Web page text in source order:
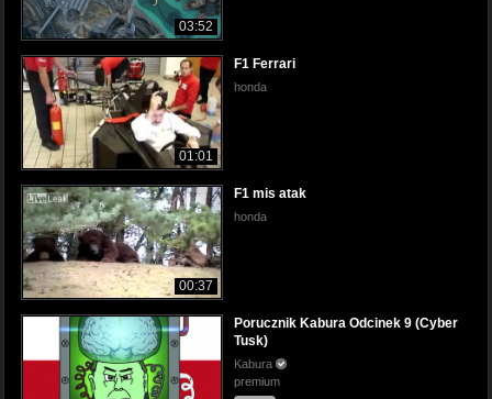
03:52
01:01
F1 Ferrari
honda
00:37
F1 mis atak
honda
Porucznik Kabura Odcinek 9 (Cyber
Tusk)
Kabura
premium